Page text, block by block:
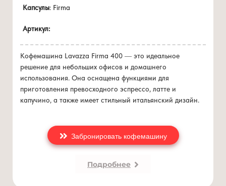
Капсулы: Firma
Артикул:
Кофемашина Lavazza Firma 400 — это идеальное
решение для небольших офисов и домашнего
использования. Она оснащена функциями для
приготовления превосходного эспрессо, латте и
капучино, а также имеет стильный итальянский дизайн.
Технология энергосбережения: автоматическое
Мощность: 12500 Вт
Подогрев чашек: нет
Объем резервуара для воды: 1.2 литра
Размеры (Ш*В*Г): 32х15,6х37 см
Забронировать кофемашину
Подробнее